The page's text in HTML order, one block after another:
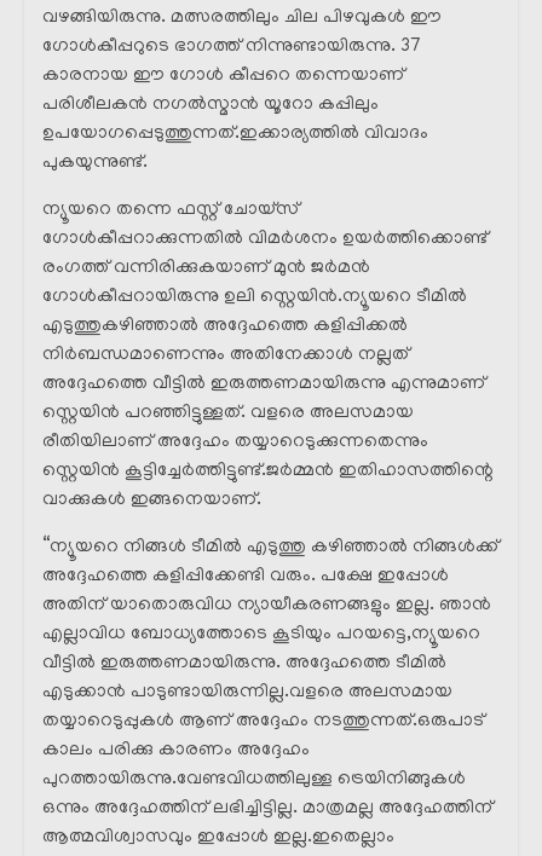
വഴങ്ങിയിരുന്നു. മത്സരത്തിലും ചില പിഴവുകൾ ഈ
ഗോൾകീപ്പറുടെ ഭാഗത്ത് നിന്നുണ്ടായിരുന്നു. 37
കാരനായ ഈ ഗോൾ കീപ്പറെ തന്നെയാണ്
പരിശീലകൻ നഗൽസ്മാൻ യൂറോ കപ്പിലും
ഉപയോഗപ്പെടുത്തുന്നത്.ഇക്കാര്യത്തിൽ വിവാദം
പുകയുന്നുണ്ട്.
ന്യൂയറെ തന്നെ ഫസ്റ്റ് ചോയ്സ്
ഗോൾകീപ്പറാക്കുന്നതിൽ വിമർശനം ഉയർത്തിക്കൊണ്ട്
രംഗത്ത് വന്നിരിക്കുകയാണ് മുൻ ജർമൻ
ഗോൾകീപ്പറായിരുന്നു ഉലി സ്റ്റെയിൻ.ന്യൂയറെ ടീമിൽ
എടുത്തുകഴിഞ്ഞാൽ അദ്ദേഹത്തെ കളിപ്പിക്കൽ
നിർബന്ധമാണെന്നും അതിനേക്കാൾ നല്ലത്
അദ്ദേഹത്തെ വീട്ടിൽ ഇരുത്തണമായിരുന്നു എന്നുമാണ്
സ്റ്റെയിൻ പറഞ്ഞിട്ടുള്ളത്. വളരെ അലസമായ
രീതിയിലാണ് അദ്ദേഹം തയ്യാറെടുക്കുന്നതെന്നും
സ്റ്റെയിൻ കൂട്ടിച്ചേർത്തിട്ടുണ്ട്.ജർമ്മൻ ഇതിഹാസത്തിന്റെ
വാക്കുകൾ ഇങ്ങനെയാണ്.
“ന്യൂയറെ നിങ്ങൾ ടീമിൽ എടുത്തു കഴിഞ്ഞാൽ നിങ്ങൾക്ക്
അദ്ദേഹത്തെ കളിപ്പിക്കേണ്ടി വരും. പക്ഷേ ഇപ്പോൾ
അതിന് യാതൊരുവിധ ന്യായീകരണങ്ങളും ഇല്ല. ഞാൻ
എല്ലാവിധ ബോധ്യത്തോടെ കൂടിയും പറയട്ടെ,ന്യൂയറെ
വീട്ടിൽ ഇരുത്തണമായിരുന്നു. അദ്ദേഹത്തെ ടീമിൽ
എടുക്കാൻ പാടുണ്ടായിരുന്നില്ല.വളരെ അലസമായ
തയ്യാറെടുപ്പുകൾ ആണ് അദ്ദേഹം നടത്തുന്നത്.ഒരുപാട്
കാലം പരിക്കു കാരണം അദ്ദേഹം
പുറത്തായിരുന്നു.വേണ്ടവിധത്തിലുള്ള ട്രെയിനിങ്ങുകൾ
ഒന്നും അദ്ദേഹത്തിന് ലഭിച്ചിട്ടില്ല. മാത്രമല്ല അദ്ദേഹത്തിന്
ആത്മവിശ്വാസവും ഇപ്പോൾ ഇല്ല.ഇതെല്ലാം